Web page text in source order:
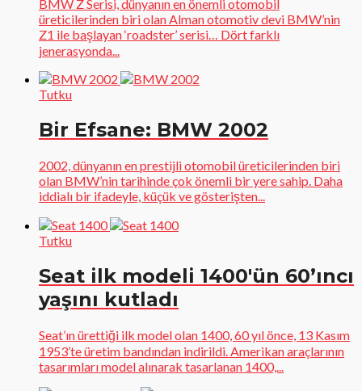
BMW Z Serisi, dünyanın en önemli otomobil
üreticilerinden biri olan Alman otomotiv devi BMW’nin
Z1 ile başlayan ‘roadster’ serisi… Dört farklı
jenerasyonda...
Tutku
Bir Efsane: BMW 2002
2002, dünyanın en prestijli otomobil üreticilerinden biri
olan BMW’nin tarihinde çok önemli bir yere sahip. Daha
iddialı bir ifadeyle, küçük ve gösterişten...
Tutku
Seat ilk modeli 1400′ün 60’ıncı
yaşını kutladı
Seat’ın ürettiği ilk model olan 1400, 60 yıl önce, 13 Kasım
1953’te üretim bandından indirildi. Amerikan araçlarının
tasarımları model alınarak tasarlanan 1400,...